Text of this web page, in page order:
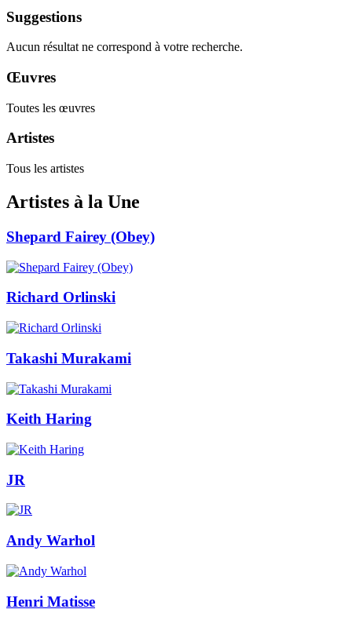
Suggestions
Aucun résultat ne correspond à votre recherche.
Œuvres
Toutes les œuvres
Artistes
Tous les artistes
Artistes à la Une
Shepard Fairey (Obey)
Richard Orlinski
Takashi Murakami
Keith Haring
JR
Andy Warhol
Henri Matisse